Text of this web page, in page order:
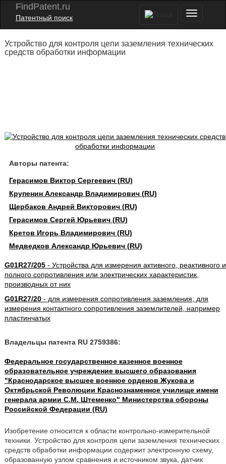
FindPatent.ru
Патентный поиск
Устройство для контроля цепи заземления технических
средств обработки информации
Авторы патента:
Герасимов Виктор Сергеевич (RU)
Крупенин Александр Владимирович (RU)
Щербаков Андрей Викторович (RU)
Герасимов Сергей Юрьевич (RU)
Кретов Игорь Владимирович (RU)
Медведков Александр Юрьевич (RU)
G01R27/205- Устройства для измерения активного, реактивного и
полного сопротивления или электрических характеристик,
производных от них
G01R27/20- для измерения сопротивления заземления; для
измерения контактного сопротивления заземлителей, например
пластинчатых
Владельцы патента RU 2759386:
Федеральное государственное казенное военное
образовательное учреждение высшего образования
"Краснодарское высшее военное орденов Жукова и
Октябрьской Революции Краснознаменное училище имени
генерала армии С.М. Штеменко" Министерства обороны
Российской Федерации (RU)
Изобретение относится к области контрольно-измерительной
техники. Устройство для контроля цепи заземления технических
средств обработки информации содержит электронную схему,
образованную узлом сравнения и источником звука, датчик